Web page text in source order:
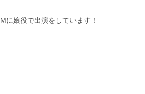
に娘役で出演をしています！